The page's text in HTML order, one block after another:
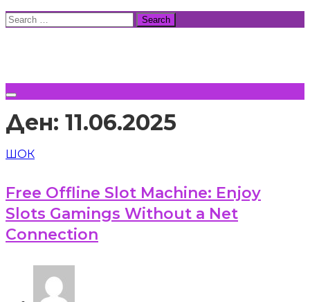
Skip
Search
Ден: 11.06.2025
ШОК
Free Offline Slot Machine: Enjoy
Slots Gamings Without a Net
Connection